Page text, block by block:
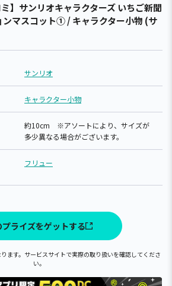
ミ】サンリオキャラクターズ いちご新聞
マスコット① / キャラクター小物 (サ
サンリオ
キャラクター小物
約10cm ※アソートにより、サイズが
多少異なる場合がございます。
フリュー
プライズをゲットする
ます。サービスサイトで実際の取り扱いを確認してくださ
い。